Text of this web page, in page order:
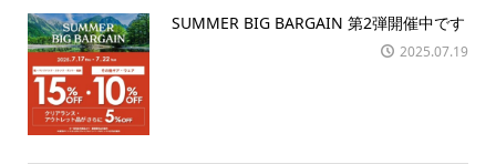
SUMMER BIG BARGAIN 第2弾開催中です
2025.07.19